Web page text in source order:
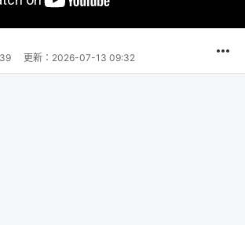
更新： 2026-07-13 09:32